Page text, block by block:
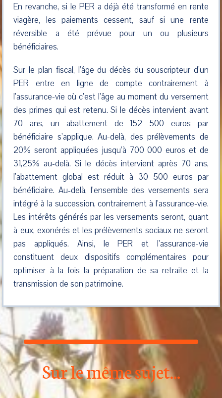
En revanche, si le PER a déjà été transformé en rente
viagère, les paiements cessent, sauf si une rente
réversible a été prévue pour un ou plusieurs
bénéficiaires.
Sur le plan fiscal, l’âge du décès du souscripteur d’un
PER entre en ligne de compte contrairement à
l’assurance-vie où c’est l’âge au moment du versement
des primes qui est retenu. Si le décès intervient avant
70 ans, un abattement de 152 500 euros par
bénéficiaire s’applique. Au-delà, des prélèvements de
20% seront appliquées jusqu’à 700 000 euros et de
31,25% au-delà. Si le décès intervient après 70 ans,
l’abattement global est réduit à 30 500 euros par
bénéficiaire. Au-delà, l’ensemble des versements sera
intégré à la succession, contrairement à l’assurance-vie.
Les intérêts générés par les versements seront, quant
à eux, exonérés et les prélèvements sociaux ne seront
pas appliqués. Ainsi, le PER et l’assurance-vie
constituent deux dispositifs complémentaires pour
optimiser à la fois la préparation de sa retraite et la
transmission de son patrimoine.
Sur le même sujet...